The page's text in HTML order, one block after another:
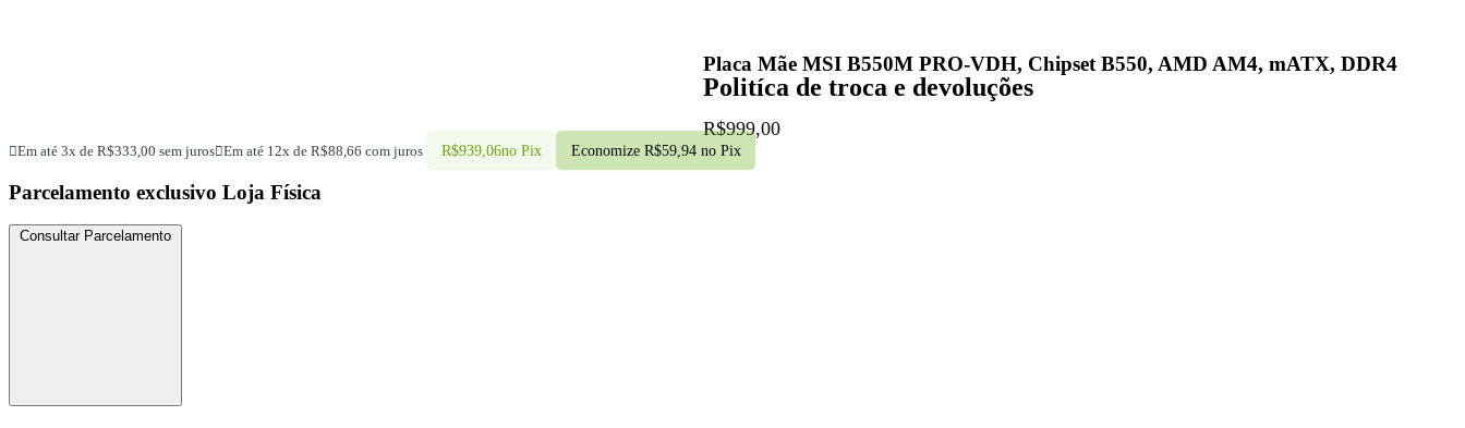
Placa Mãe MSI B550M PRO-VDH, Chipset B550, AMD AM4, mATX, DDR4
Politíca de troca e devoluções
R$999,00
Em até 3x de R$333,00 sem juros Em até 12x de R$88,66 com juros R$939,06no Pix Economize R$59,94no Pix
Parcelamento exclusivo Loja Física
Consultar Parcelamento